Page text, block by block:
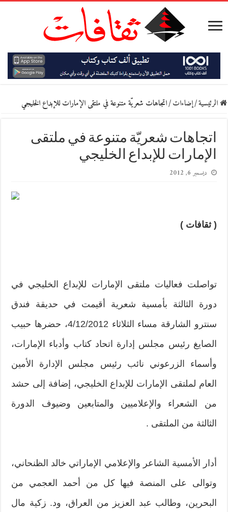
الرئيسية/إضاءات/اتجاهات شعريّة متنوعة في ملتقى الإمارات للإبداع الخليجي
اتجاهات شعريّة متنوعة في ملتقى
الإمارات للإبداع الخليجي
ديسمبر 6, 2012
( ثقافات )
تواصلت فعاليات ملتقى الإمارات للإبداع الخليجي في
دورة الثالثة بأمسية شعرية أقيمت في حديقة فندق
سنترو الشارقة مساء الثلاثاء 4/12/2012، حضرها حبيب
الصايغ رئيس مجلس إدارة اتحاد كتاب وأدباء الإمارات،
وأسماء الزرعوني نائب رئيس مجلس الإدارة الأمين
العام لملتقى الإمارات للإبداع الخليجي، إضافة إلى حشد
من الشعراء والإعلاميين والمتابعين وضيوف الدورة
الثالثة من الملتقى .
أدار الأمسية الشاعر والإعلامي الإماراتي خالد الظنحاني،
وتوالى على المنصة فيها كل من أحمد العجمي من
البحرين، وطالب عبد العزيز من العراق، ود. زكية مال